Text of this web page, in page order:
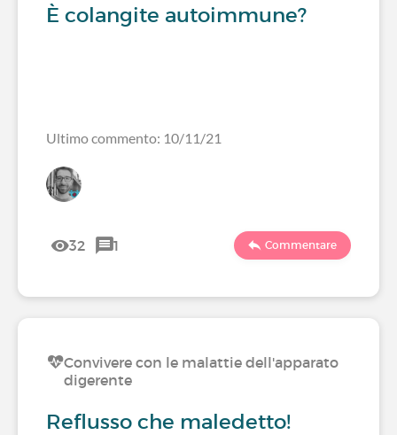
È colangite autoimmune?
Ultimo commento: 10/11/21
32 1 Commentare
Convivere con le malattie dell'apparato
digerente
Reflusso che maledetto!